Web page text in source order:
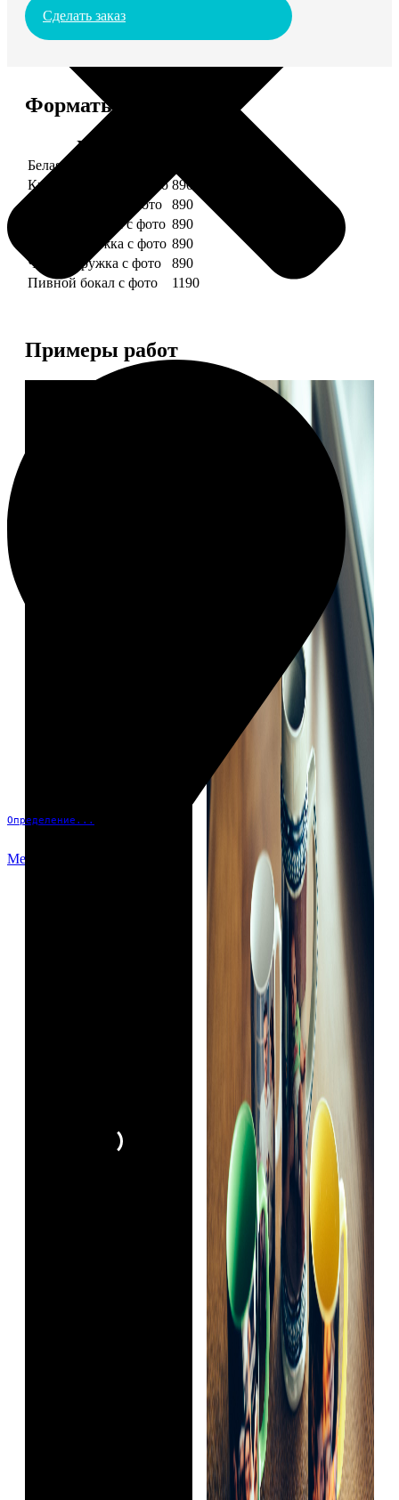
Определение...
Меню
Сделать заказ
Форматы и цены
Услуга
Белая кружка с фото
Красная кружка с фото 890
Желтая кружка с фото
890
Зеленая кружка с фото 890
Голубая кружка с фото 890
Черная кружка с фото
890
Пивной бокал с фото
1190
Примеры работ